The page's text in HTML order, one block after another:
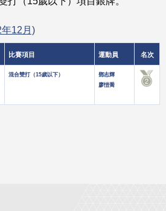
12月)
比賽項目 運動員 名次
混合雙打（15歲以下）
鄧志輝
廖愷喬